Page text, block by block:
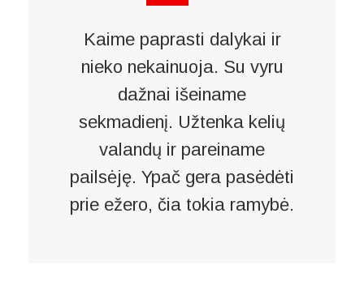
Kaime paprasti dalykai ir
nieko nekainuoja. Su vyru
dažnai išeiname
sekmadienį. Užtenka kelių
valandų ir pareiname
pailsėję. Ypač gera pasėdėti
prie ežero, čia tokia ramybė.